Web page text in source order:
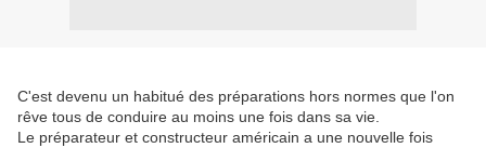
C'est devenu un habitué des préparations hors normes que l'on
rêve tous de conduire au moins une fois dans sa vie.
Le préparateur et constructeur américain a une nouvelle fois